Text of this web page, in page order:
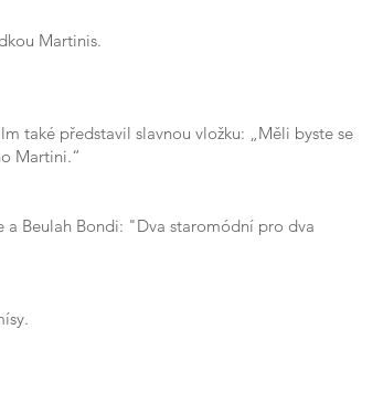
Martinis.
také představil slavnou vložku: „Měli byste se
Martini.“
Beulah Bondi: "Dva staromódní pro dva